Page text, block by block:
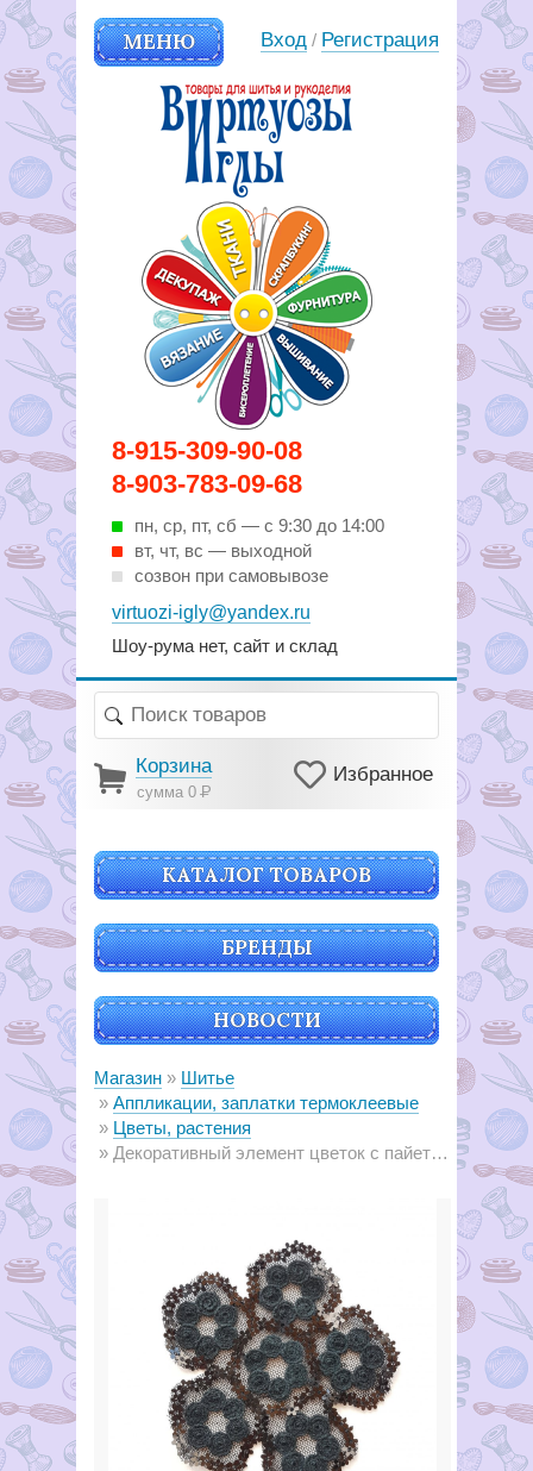
8-915-309-90-08
8-903-783-09-68
пн, ср, пт, cб — с 9:30 до 14:00
вт, чт, вс — выходной
созвон при самовывозе
virtuozi-igly@yandex.ru
Шоу-рума нет, сайт и склад
МЕНЮ
Вирутозы иглы. Товары для
шитья и рукоделья
Вход / Регистрация
Корзина
сумма 0Р
Избранное
КАТАЛОГ ТОВАРОВ
БРЕНДЫ
НОВОСТИ
Магазин
Шитье
Аппликации, заплатки термоклеевые
Цветы, растения
Декоративный элемент цветок с пайетками черный, 9 х 9 см